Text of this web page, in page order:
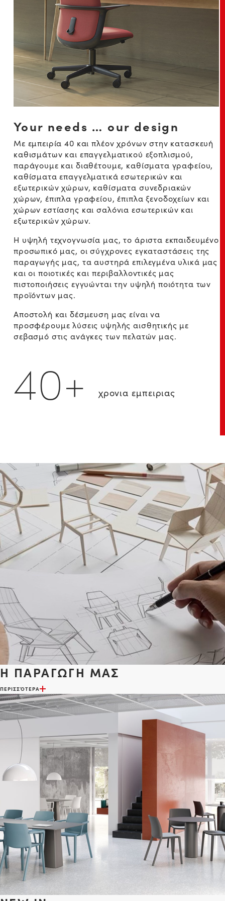
Your needs … our design
Με εμπειρία 40 και πλέον χρόνων στην κατασκευή
καθισμάτων και επαγγελματικού εξοπλισμού,
παράγουμε και διαθέτουμε, καθίσματα γραφείου,
καθίσματα επαγγελματικά εσωτερικών και
εξωτερικών χώρων, καθίσματα συνεδριακών
χώρων, έπιπλα γραφείου, έπιπλα ξενοδοχείων και
χώρων εστίασης και σαλόνια εσωτερικών και
εξωτερικών χώρων.
Η υψηλή τεχνογνωσία μας, το άριστα εκπαιδευμένο
προσωπικό μας, οι σύγχρονες εγκαταστάσεις της
παραγωγής μας, τα αυστηρά επιλεγμένα υλικά μας
και οι ποιοτικές και περιβαλλοντικές μας
πιστοποιήσεις εγγυώνται την υψηλή ποιότητα των
προϊόντων μας.
Αποστολή και δέσμευση μας είναι να
προσφέρουμε λύσεις υψηλής αισθητικής με
σεβασμό στις ανάγκες των πελατών μας.
40+ χρονια εμπειριας
Η ΠΑΡΑΓΩΓΗ ΜΑΣ
ΠΕΡΙΣΣΌΤΕΡΑ